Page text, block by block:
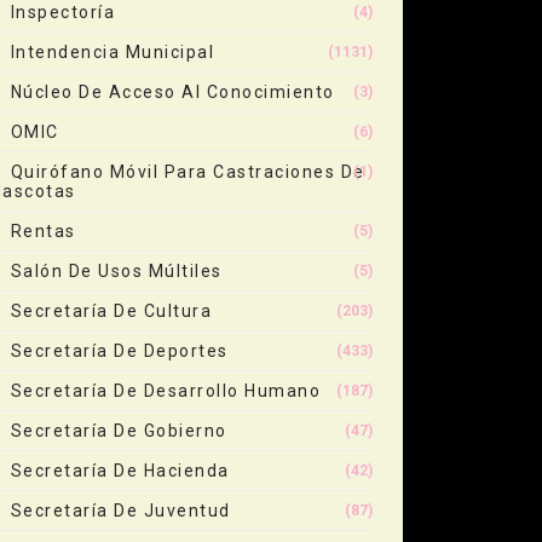
Inspectoría (4)
Intendencia Municipal (1131)
Núcleo De Acceso Al Conocimiento (3)
OMIC (6)
Quirófano Móvil Para Castraciones De(1)
Rentas (5)
Salón De Usos Múltiles (5)
Secretaría De Cultura (203)
Secretaría De Deportes (433)
Secretaría De Desarrollo Humano (187)
Secretaría De Gobierno (47)
Secretaría De Hacienda (42)
Secretaría De Juventud (87)